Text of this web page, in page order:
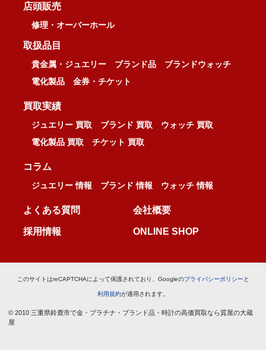
店頭販売
修理・オーバーホール
取扱品目
貴金属・ジュエリー ブランド品
ブランドウォッチ
電化製品
金券・チケット
買取実績
ジュエリー 買取 ブランド 買取
ウォッチ 買取
電化製品 買取
チケット 買取
コラム
ジュエリー 情報 ブランド 情報 ウォッチ 情報
よくある質問 会社概要
採用情報 ONLINE SHOP
このサイトはreCAPTCHAによって保護されており、Googleのプライバシーポリシー と
利用規約が適用されます。
© 2010 三重県鈴鹿市で金・プラチナ・ブランド品・時計の高価買取なら質屋の大蔵
屋